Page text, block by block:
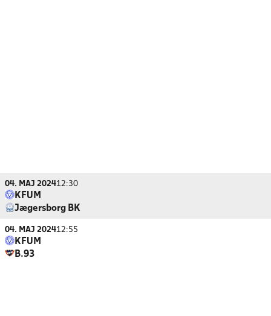
04. MAJ 202412:30
KFUM
Jægersborg BK
04. MAJ 202412:55
KFUM
B.93